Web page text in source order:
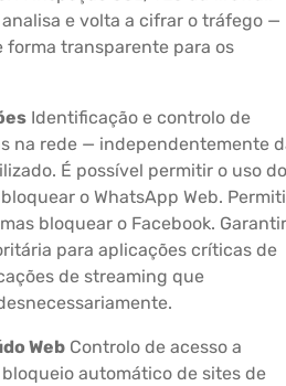
e volta a cifrar o tráfego —
forma transparente para os
Identificação e controlo de
na rede — independentemente
É possível permitir o uso do
o WhatsApp Web.
bloquear o Facebook. Garantir
para aplicações críticas de
de streaming que
Web Controlo de acesso a
automático de sites de